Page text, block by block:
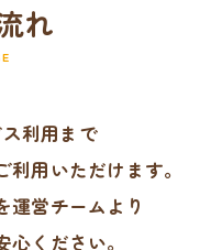
れ
利用まで
用いただけます。
運営チームより
ください。